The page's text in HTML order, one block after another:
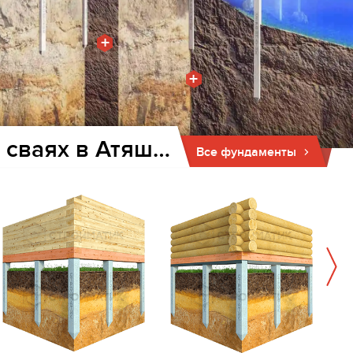
+
+
Все фундаменты
Фундамент для дома и бани на забивных ж/б сваях в Атяшево